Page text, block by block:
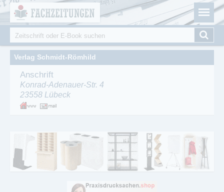
Fachzeitungen.de - Das unabhängige Portal für
Fachmagazine Fachpublikationen & eBooks
Suchformular
Suche
Verlag Schmidt-Römhild
Anschrift
Konrad-Adenauer-Str. 4
23558 Lübeck
Cookie-Einstellungen